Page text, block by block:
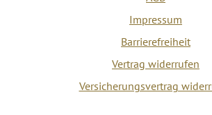
Impressum
Barrierefreiheit
Vertrag widerrufen
Versicherungsvertrag